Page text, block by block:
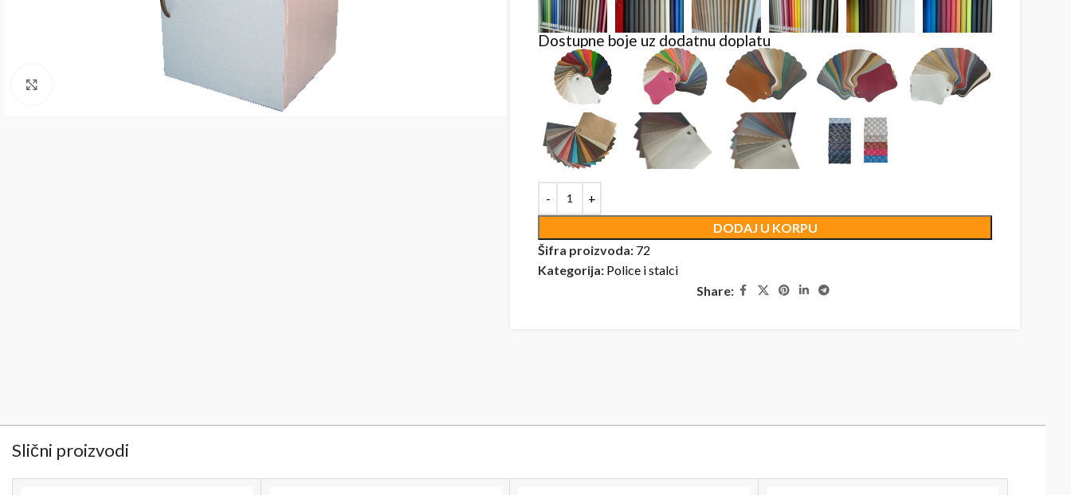
Dostupne boje uz dodatnu doplatu
DODAJ U KORPU
Šifra proizvoda: 72
Kategorija: Police i stalci
Share:
Slični proizvodi